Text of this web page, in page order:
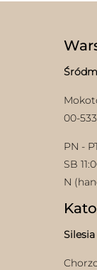
00-
PN -
SB
N